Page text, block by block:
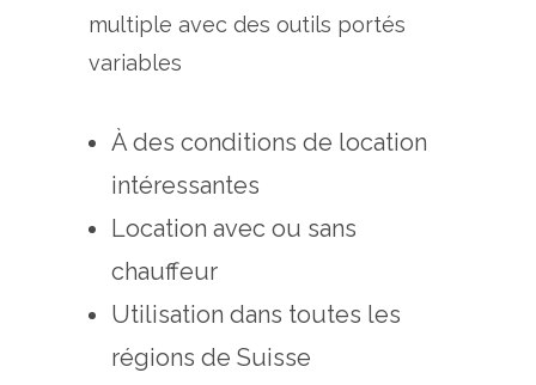
multiple avec des outils portés
variables
À des conditions de location
intéressantes
Location avec ou sans
chauffeur
Utilisation dans toutes les
régions de Suisse